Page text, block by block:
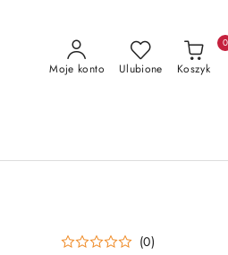
Moje konto Ulubione Koszyk
0
(0)